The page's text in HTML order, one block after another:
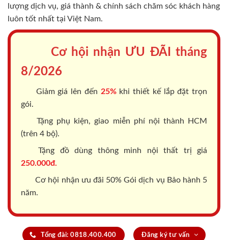
lượng dịch vụ, giá thành & chính sách chăm sóc khách hàng
luôn tốt nhất tại Việt Nam.
Cơ hội nhận ƯU ĐÃI tháng
8/2026
Giảm giá lên đến 25%khi thiết kế lắp đặt trọn
gói.
Tặng phụ kiện, giao miễn phí nội thành HCM
(trên 4 bộ).
Tặng đồ dùng thông minh nội thất trị giá
250.000đ.
Cơ hội nhận ưu đãi 50% Gói dịch vụ Bảo hành 5
năm.
Tổng đài: 0818.400.400 Đăng ký tư vấn